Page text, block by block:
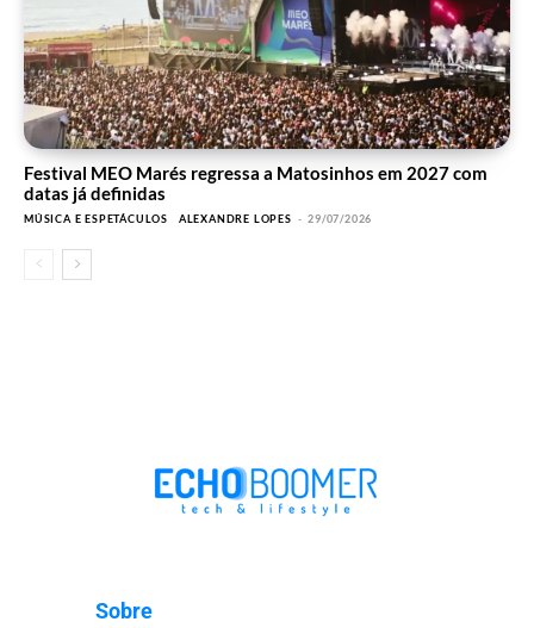
Festival MEO Marés regressa a Matosinhos em 2027 com
datas já definidas
MÚSICA E ESPETÁCULOS ALEXANDRE LOPES - 29/07/2026
Sobre